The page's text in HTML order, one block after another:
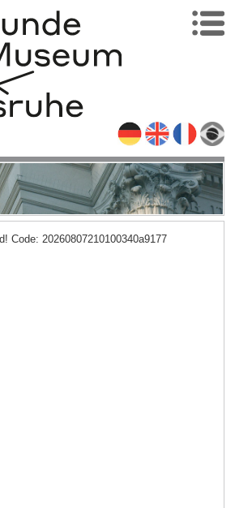
Code: 20260807210100340a9177